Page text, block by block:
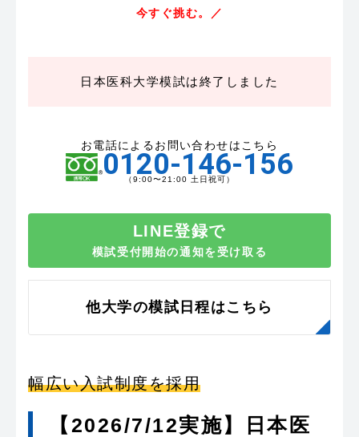
今すぐ挑む。／
日本医科大学模試は終了しました
お電話によるお問い合わせはこちら
0120-146-156
（9:00〜21:00 土日祝可）
LINE登録で
模試受付開始の通知を受け取る
他大学の模試日程はこちら
幅広い入試制度を採用
【2026/7/12実施】日本医